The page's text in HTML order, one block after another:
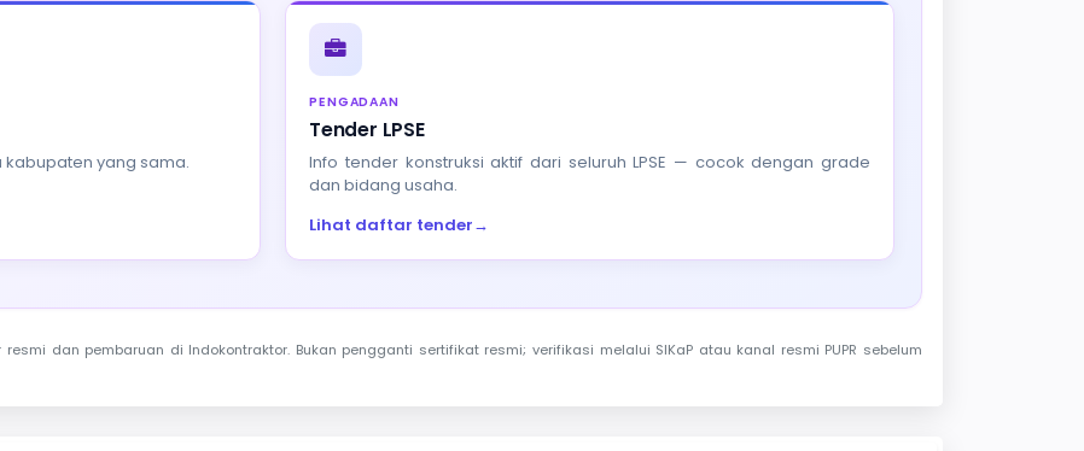
kabupaten yang sama.
PENGADAAN
Tender LPSE
Info tender konstruksi aktif dari seluruh LPSE — cocok dengan grade
dan bidang usaha.
Lihat daftar tender→
dan pembaruan di Indokontraktor. Bukan pengganti sertifikat resmi; verifikasi melalui SIKaP atau kanal resmi PUPR sebelum